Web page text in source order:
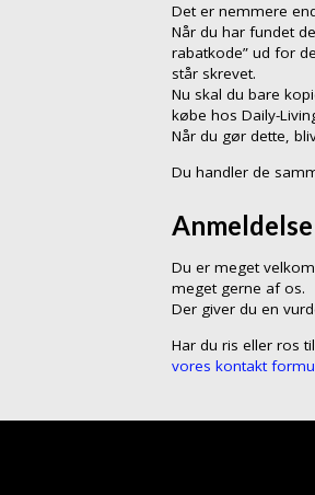
Det er nemmere
Når du har fundet
rabatkode” ud for
står skrevet.
Nu skal du bare
købe hos Daily-
Når du gør dette,
Du handler de
Du er meget
meget gerne af os.
Der giver du en
Har du ris eller ros
vores kontakt